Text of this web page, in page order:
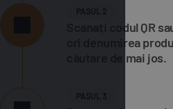
PASUL 2
Scanați codul QR
ori denumirea
căutare de mai jos.
PASUL 3